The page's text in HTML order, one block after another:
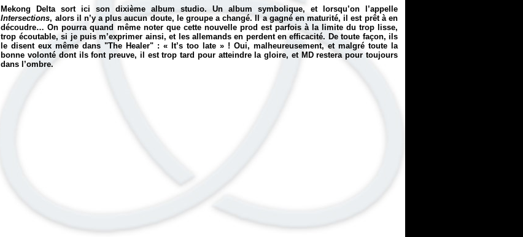
Mekong Delta sort ici son dixième album studio. Un album symbolique, et lorsqu’on l’appelle
Intersections, alors il n’y a plus aucun doute, le groupe a changé. Il a gagné en maturité, il est prêt à en
découdre… On pourra quand même noter que cette nouvelle prod est parfois à la limite du trop lisse,
trop écoutable, si je puis m’exprimer ainsi, et les allemands en perdent en efficacité. De toute façon, ils
le disent eux même dans "The Healer" : «
It’s too late» ! Oui, malheureusement, et malgré toute la
bonne volonté dont ils font preuve, il est trop tard pour atteindre la gloire, et MD restera pour toujours
dans l’ombre.